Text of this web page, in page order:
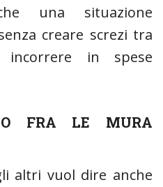
una situazione
creare screzi tra
in spese
FRA LE MURA
altri vuol dire anche